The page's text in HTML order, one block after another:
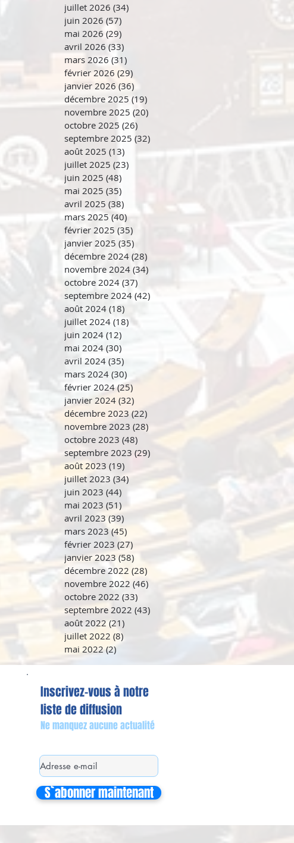
juillet 2026 (34)
juin 2026 (57)
mai 2026 (29)
avril 2026 (33)
mars 2026 (31)
février 2026 (29)
janvier 2026 (36)
décembre 2025 (19)
novembre 2025 (20)
octobre 2025 (26)
septembre 2025 (32)
août 2025 (13) 13 posts
juillet 2025 (23)
juin 2025 (48)
mai 2025 (35)
avril 2025 (38) 38 posts
mars 2025 (40)40 posts
février 2025 (35)
janvier 2025 (35)
décembre 2024 (28)
novembre 2024 (34)
octobre 2024 (37)
septembre 2024 (42)
août 2024 (18)
juillet 2024 (18) 18 posts
juin 2024 (12)
mai 2024 (30)
avril 2024 (35)
mars 2024 (30)
février 2024 (25)
janvier 2024 (32)
décembre 2023 (22)
novembre 2023 (28)
octobre 2023 (48)
septembre 2023 (29) 29 posts
août 2023 (19)
juillet 2023 (34)
juin 2023 (44)
mai 2023 (51)
avril 2023 (39)
mars 2023 (45)
février 2023 (27)
janvier 2023 (58)
décembre 2022 (28)
novembre 2022 (46)
octobre 2022 (33) 33 posts
septembre 2022 (43)
août 2022 (21)
juillet 2022 (8)
mai 2022 (2)
Inscrivez-vous à notre
liste de diffusion
Ne manquez aucune actualité
S`abonner maintenant